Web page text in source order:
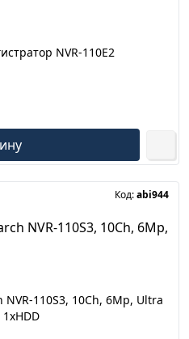
NVR-110E2
Код:abi944
110S3, 10Ch, 6Mp, Ultra